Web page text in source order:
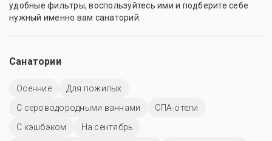
удобные фильтры, воспользуйтесь ими и подберите себе
нужный именно вам санаторий.
Санатории
Осенние
Для пожилых
С сероводородными ваннами
СПА-отели
С кэшбэком
На сентябрь